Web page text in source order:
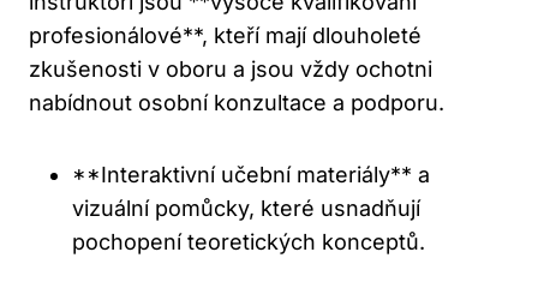
profesionálové**, kteří mají dlouholeté
zkušenosti v oboru a jsou vždy ochotni
nabídnout osobní konzultace a podporu.
**Interaktivní učební materiály** a
vizuální pomůcky, které usnadňují
pochopení teoretických konceptů.